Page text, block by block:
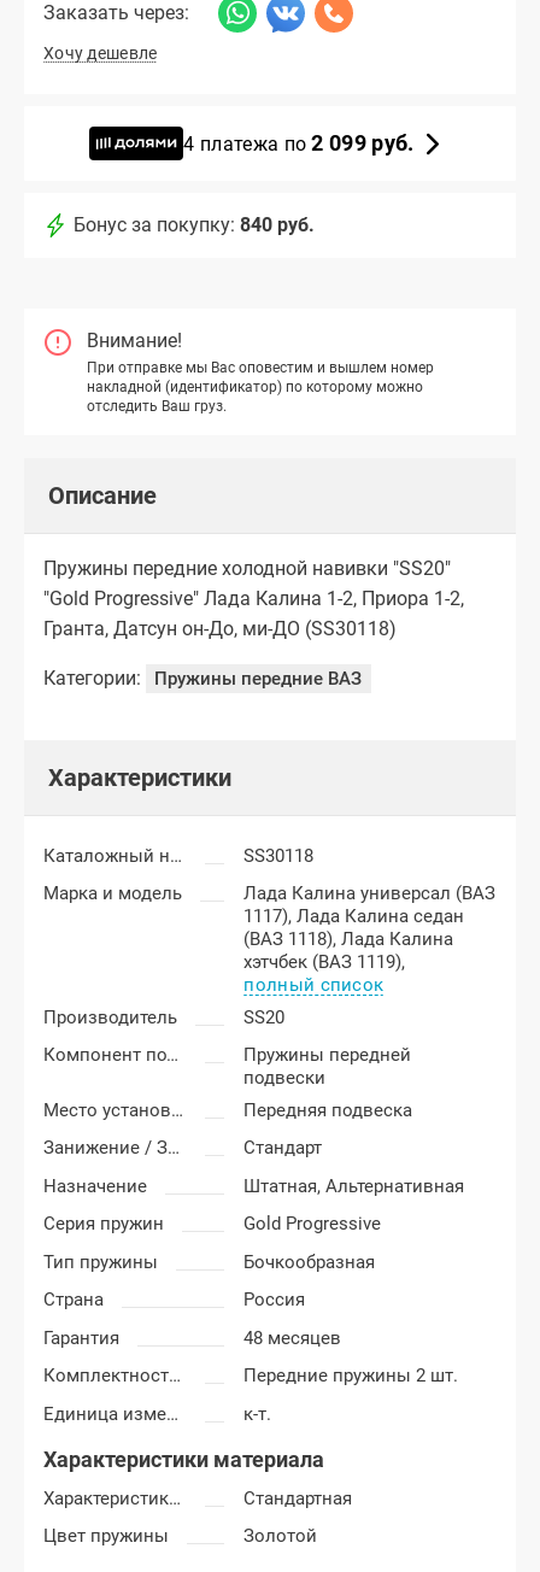
Заказать через:
Хочу дешевле
4 платежа по2 099 руб.
Бонус за покупку: 840 руб.
Внимание!
При отправке мы Вас оповестим и вышлем номер
накладной (идентификатор) по которому можно
отследить Ваш груз.
Описание
Пружины передние холодной навивки "SS20"
"Gold Progressive" Лада Калина 1-2, Приора 1-2,
Гранта, Датсун он-До, ми-ДО (SS30118)
Категории: Пружины передние ВАЗ
Характеристики
Каталожный номер
SS30118
Марка и модель
Лада Калина универсал (ВАЗ
1117),Лада Калина седан
(ВАЗ 1118),Лада Калина
хэтчбек (ВАЗ 1119),
полный список
Производитель
SS20
Компонент подвески
Пружины передней
подвески
Место установки пружины
Передняя подвеска
Занижение / Завышение
Стандарт
Назначение
Штатная,Альтернативная
Серия пружин
Gold Progressive
Тип пружины
Бочкообразная
Страна
Россия
Гарантия
48 месяцев
Комплектность пружин
Передние пружины 2 шт.
Единица измерения
к-т.
Характеристики материала
Характеристика пружины
Стандартная
Цвет пружины
Золотой